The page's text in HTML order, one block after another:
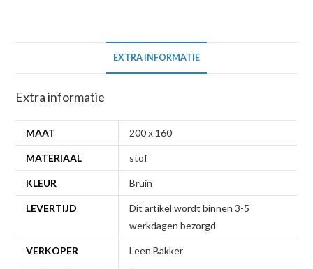
EXTRA INFORMATIE
Extra informatie
MAAT 200 x 160
MATERIAAL stof
KLEUR Bruin
LEVERTIJD
Dit artikel wordt binnen 3-5
werkdagen bezorgd
VERKOPER Leen Bakker